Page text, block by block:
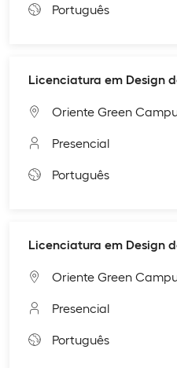
Português
Licenciatura em Design
Oriente Green
Presencial
Português
Licenciatura em Design
Oriente Green
Presencial
Português